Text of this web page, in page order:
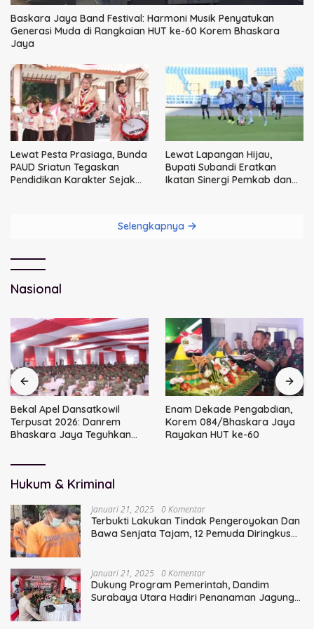
Baskara Jaya Band Festival: Harmoni Musik Penyatukan
Generasi Muda di Rangkaian HUT ke-60 Korem Bhaskara
Jaya
Lewat Pesta Prasiaga, Bunda
PAUD Sriatun Tegaskan
Pendidikan Karakter Sejak
Lewat Lapangan Hijau,
Bupati Subandi Eratkan
Ikatan Sinergi Pemkab dan
Selengkapnya
Nasional
Bekal Apel Dansatkowil
Terpusat 2026: Danrem
Bhaskara Jaya Teguhkan
Enam Dekade Pengabdian,
Korem 084/Bhaskara Jaya
Rayakan HUT ke-60
Hukum & Kriminal
Januari 21, 2025 0 Komentar
Terbukti Lakukan Tindak Pengeroyokan Dan
Bawa Senjata Tajam, 12 Pemuda Diringkus
Januari 21, 2025 0 Komentar
Dukung Program Pemerintah, Dandim
Surabaya Utara Hadiri Penanaman Jagung